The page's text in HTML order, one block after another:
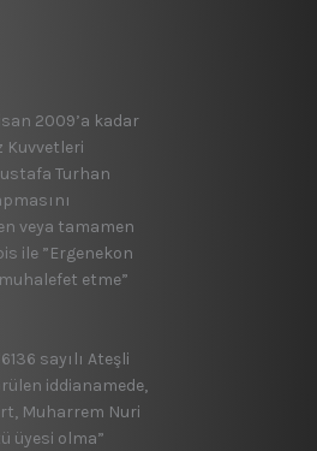
2009’a kadar
Kuvvetleri
Turhan
veya tamamen
ile ”Ergenekon
etme”
sayılı Ateşli
iddianamede,
Muharrem Nuri
üyesi olma”